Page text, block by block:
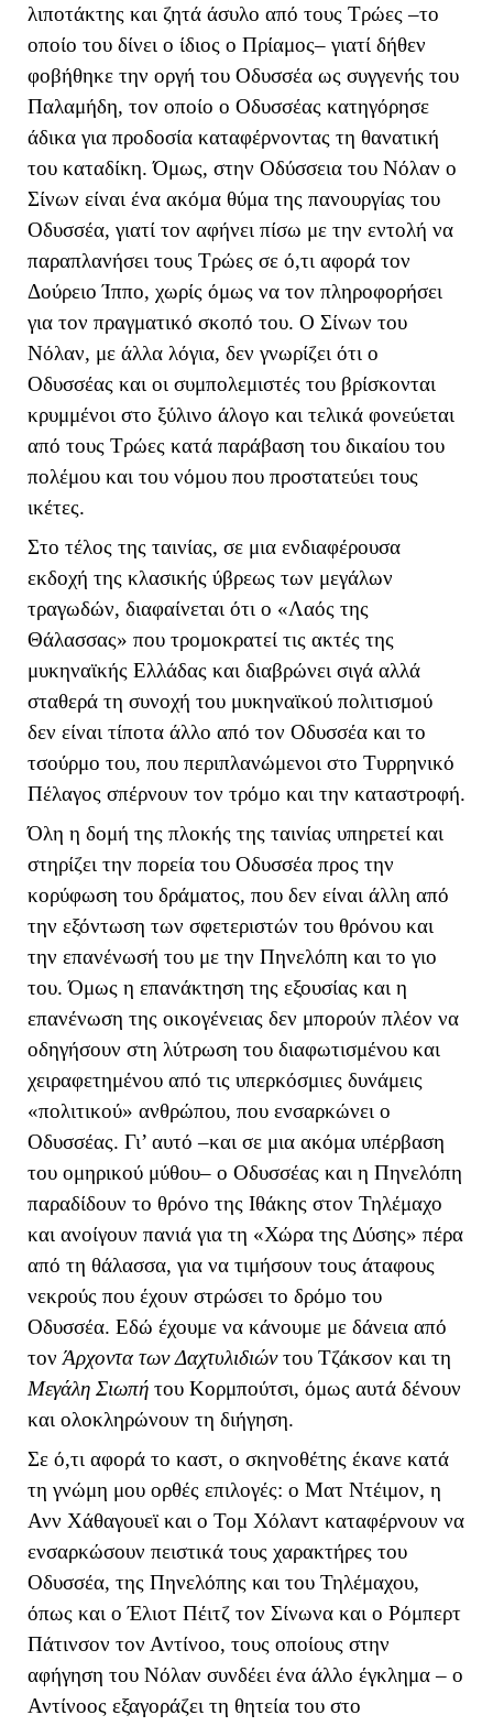
λιποτάκτης και ζητά άσυλο από τους Τρώες –το
οποίο του δίνει ο ίδιος ο Πρίαμος– γιατί δήθεν
φοβήθηκε την οργή του Οδυσσέα ως συγγενής του
Παλαμήδη, τον οποίο ο Οδυσσέας κατηγόρησε
άδικα για προδοσία καταφέρνοντας τη θανατική
του καταδίκη. Όμως, στην Οδύσσεια του Νόλαν ο
Σίνων είναι ένα ακόμα θύμα της πανουργίας του
Οδυσσέα, γιατί τον αφήνει πίσω με την εντολή να
παραπλανήσει τους Τρώες σε ό,τι αφορά τον
Δούρειο Ίππο, χωρίς όμως να τον πληροφορήσει
για τον πραγματικό σκοπό του. Ο Σίνων του
Νόλαν, με άλλα λόγια, δεν γνωρίζει ότι ο
Οδυσσέας και οι συμπολεμιστές του βρίσκονται
κρυμμένοι στο ξύλινο άλογο και τελικά φονεύεται
από τους Τρώες κατά παράβαση του δικαίου του
πολέμου και του νόμου που προστατεύει τους
ικέτες.
Στο τέλος της ταινίας, σε μια ενδιαφέρουσα
εκδοχή της κλασικής ύβρεως των μεγάλων
τραγωδών, διαφαίνεται ότι ο «Λαός της
Θάλασσας» που τρομοκρατεί τις ακτές της
μυκηναϊκής Ελλάδας και διαβρώνει σιγά αλλά
σταθερά τη συνοχή του μυκηναϊκού πολιτισμού
δεν είναι τίποτα άλλο από τον Οδυσσέα και το
τσούρμο του, που περιπλανώμενοι στο Τυρρηνικό
Πέλαγος σπέρνουν τον τρόμο και την καταστροφή.
Όλη η δομή της πλοκής της ταινίας υπηρετεί και
στηρίζει την πορεία του Οδυσσέα προς την
κορύφωση του δράματος, που δεν είναι άλλη από
την εξόντωση των σφετεριστών του θρόνου και
την επανένωσή του με την Πηνελόπη και το γιο
του. Όμως η επανάκτηση της εξουσίας και η
επανένωση της οικογένειας δεν μπορούν πλέον να
οδηγήσουν στη λύτρωση του διαφωτισμένου και
χειραφετημένου από τις υπερκόσμιες δυνάμεις
«πολιτικού» ανθρώπου, που ενσαρκώνει ο
Οδυσσέας. Γι’ αυτό –και σε μια ακόμα υπέρβαση
του ομηρικού μύθου– ο Οδυσσέας και η Πηνελόπη
παραδίδουν το θρόνο της Ιθάκης στον Τηλέμαχο
και ανοίγουν πανιά για τη «Χώρα της Δύσης» πέρα
από τη θάλασσα, για να τιμήσουν τους άταφους
νεκρούς που έχουν στρώσει το δρόμο του
Οδυσσέα. Εδώ έχουμε να κάνουμε με δάνεια από
τον Άρχοντα των Δαχτυλιδιώντου Τζάκσον και τη
Μεγάλη Σιωπή του Κορμπούτσι, όμως αυτά δένουν
και ολοκληρώνουν τη διήγηση.
Σε ό,τι αφορά το καστ, ο σκηνοθέτης έκανε κατά
τη γνώμη μου ορθές επιλογές: ο Ματ Ντέιμον, η
Ανν Χάθαγουεϊ και ο Τομ Χόλαντ καταφέρνουν να
ενσαρκώσουν πειστικά τους χαρακτήρες του
Οδυσσέα, της Πηνελόπης και του Τηλέμαχου,
όπως και ο Έλιοτ Πέιτζ τον Σίνωνα και ο Ρόμπερτ
Πάτινσον τον Αντίνοο, τους οποίους στην
αφήγηση του Νόλαν συνδέει ένα άλλο έγκλημα – ο
Αντίνοος εξαγοράζει τη θητεία του στο